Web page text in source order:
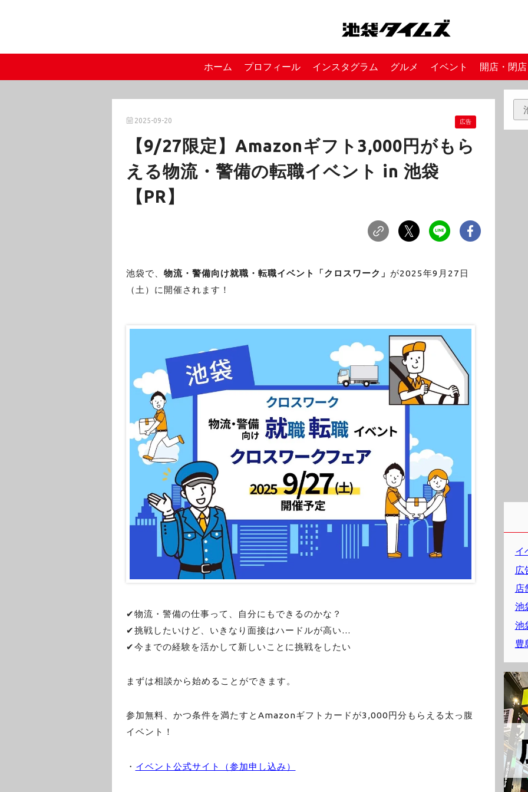
ホーム プロフィール インスタグラム グルメ イベント 開店・閉店
2025-09-20 広告
【9/27限定】Amazonギフト3,000円がもら
える物流・警備の転職イベント in 池袋
【PR】
池袋で、 物流・警備向け就職・転職イベント「クロスワーク」 が2025年9月27日
（土）に開催されます！
✔︎物流・警備の仕事って、自分にもできるのかな？
✔︎挑戦したいけど、いきなり面接はハードルが高い…
✔︎今までの経験を活かして新しいことに挑戦をしたい
まずは相談から始めることができます。
参加無料、かつ条件を満たすとAmazonギフトカードが3,000円分もらえる太っ腹
イベント！
・ イベント公式サイト（参加申し込み）
イ
広
店
池
池
豊